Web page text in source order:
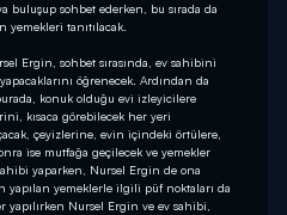
buluşup sohbet ederken, bu sırada da
tanıtılacak.
Ergin, sohbet sırasında, ev sahibini
öğrenecek. Ardından da
konuk olduğu evi izleyicilere
kısaca görebilecek her yeri
çeyizlerine, evin içindeki örtülere,
ise mutfağa geçilecek ve yemekler
yaparken, Nursel Ergin de ona
yapılan yemeklerle ilgili püf noktaları da
yapılırken Nursel Ergin ve ev sahibi,